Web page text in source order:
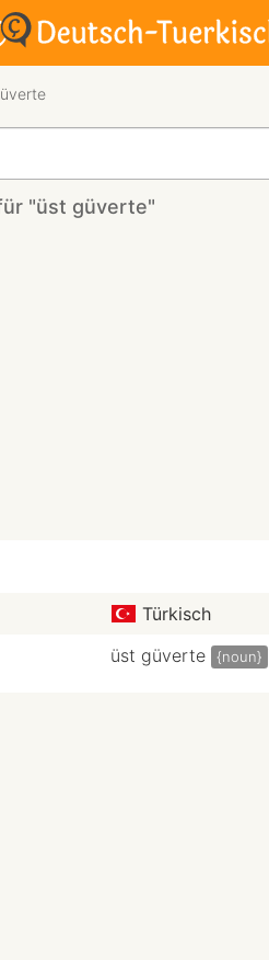
"üst güverte"
Türkisch
üst güverte {noun}